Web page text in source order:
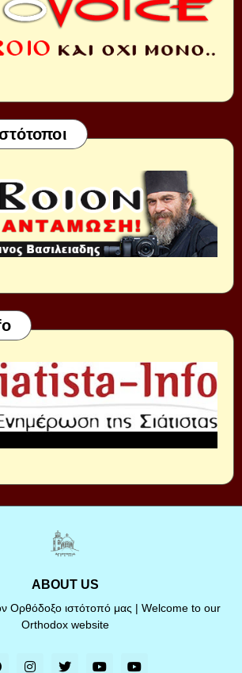
ABOUT US
Ορθόδοξο ιστότοπό μας | Welcome to our
Orthodox website